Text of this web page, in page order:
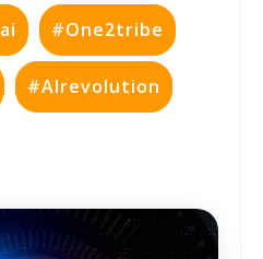
#One2tribe
#AIrevolution